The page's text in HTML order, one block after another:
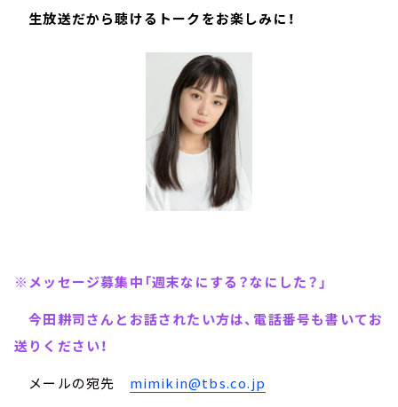
生放送だから聴けるトークをお楽しみに！
※メッセージ募集中「週末なにする？なにした？」
今田耕司さんとお話されたい方は、電話番号も書いてお
送りください！
メールの宛先 mimikin@tbs.co.jp